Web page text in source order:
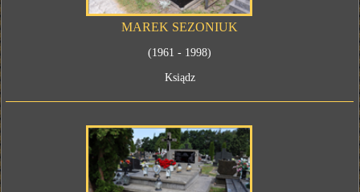
MAREK SEZONIUK
(1961 - 1998)
Ksiądz